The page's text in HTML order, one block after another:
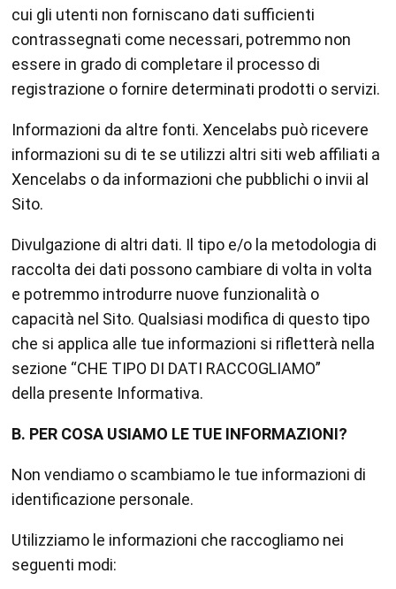
cui gli utenti non forniscano dati sufficienti
contrassegnati come necessari, potremmo non
essere in grado di completare il processo di
registrazione o fornire determinati prodotti o servizi.
Informazioni da altre fonti. Xencelabs può ricevere
informazioni su di te se utilizzi altri siti web affiliati a
Xencelabs o da informazioni che pubblichi o invii al
Sito.
Divulgazione di altri dati. Il tipo e/o la metodologia di
raccolta dei dati possono cambiare di volta in volta
e potremmo introdurre nuove funzionalità o
capacità nel Sito. Qualsiasi modifica di questo tipo
che si applica alle tue informazioni si rifletterà nella
sezione “CHE TIPO DI DATI RACCOGLIAMO”
della presente Informativa.
B. PER COSA USIAMO LE TUE INFORMAZIONI?
Non vendiamo o scambiamo le tue informazioni di
identificazione personale.
Utilizziamo le informazioni che raccogliamo nei
seguenti modi: